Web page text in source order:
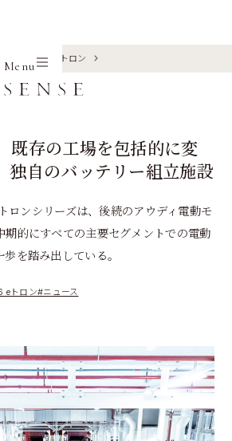
Menu
Q6 eトロン
既存の工場を包括的に変
自のバッテリー組立施設
ロンシリーズは、後続のアウディ電動モ
期的にすべての主要セグメントでの電動
を踏み出している。
eトロン#ニュース